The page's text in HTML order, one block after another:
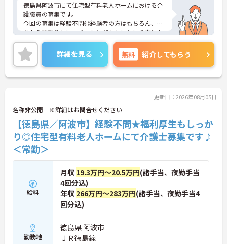
徳島県阿波市にて住宅型有料老人ホームにおける介
護職員の募集です。
今回の募集は経験不問◎経験者の方はもちろん、こ
れから頑張りたい、チャレンジしたいという方にも
オススメの求人です
また、社会保険はもちろん育休、介護休暇など福利
厚生も整っているので、安心して長く働いて頂けま
す★
ご興味ある方には、面接対策ポイントなど、詳細を
詳細を見る 無料 紹介してもらう
更新日：2026年08月05日
名称非公開 ※詳細はお問合せください
【徳島県／阿波市】経験不問★福利厚生もしっか
り◎住宅型有料老人ホームにて介護士募集です♪
＜常勤＞
給料
月収 19.3万円～20.5万円(諸手当、夜勤手当
4回分込)
年収 266万円～283万円(諸手当、夜勤手当4
回分込)
勤務地
徳島県 阿波市
ＪＲ徳島線